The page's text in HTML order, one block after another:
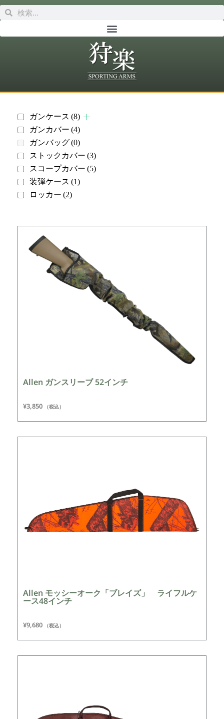
ガンケース (8)
ガンカバー (4)
ガンバッグ(0)
ストックカバー (3)
スコープカバー (5)
装弾ケース (1)
ロッカー (2)
Allen ガンスリーブ 52インチ
¥3,850 （税込）
Allen モッシーオーク「ブレイズ」 ライフルケ
ース48インチ
¥9,680 （税込）